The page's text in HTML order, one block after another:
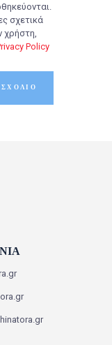
σχετικά
χρήστη,
Policy